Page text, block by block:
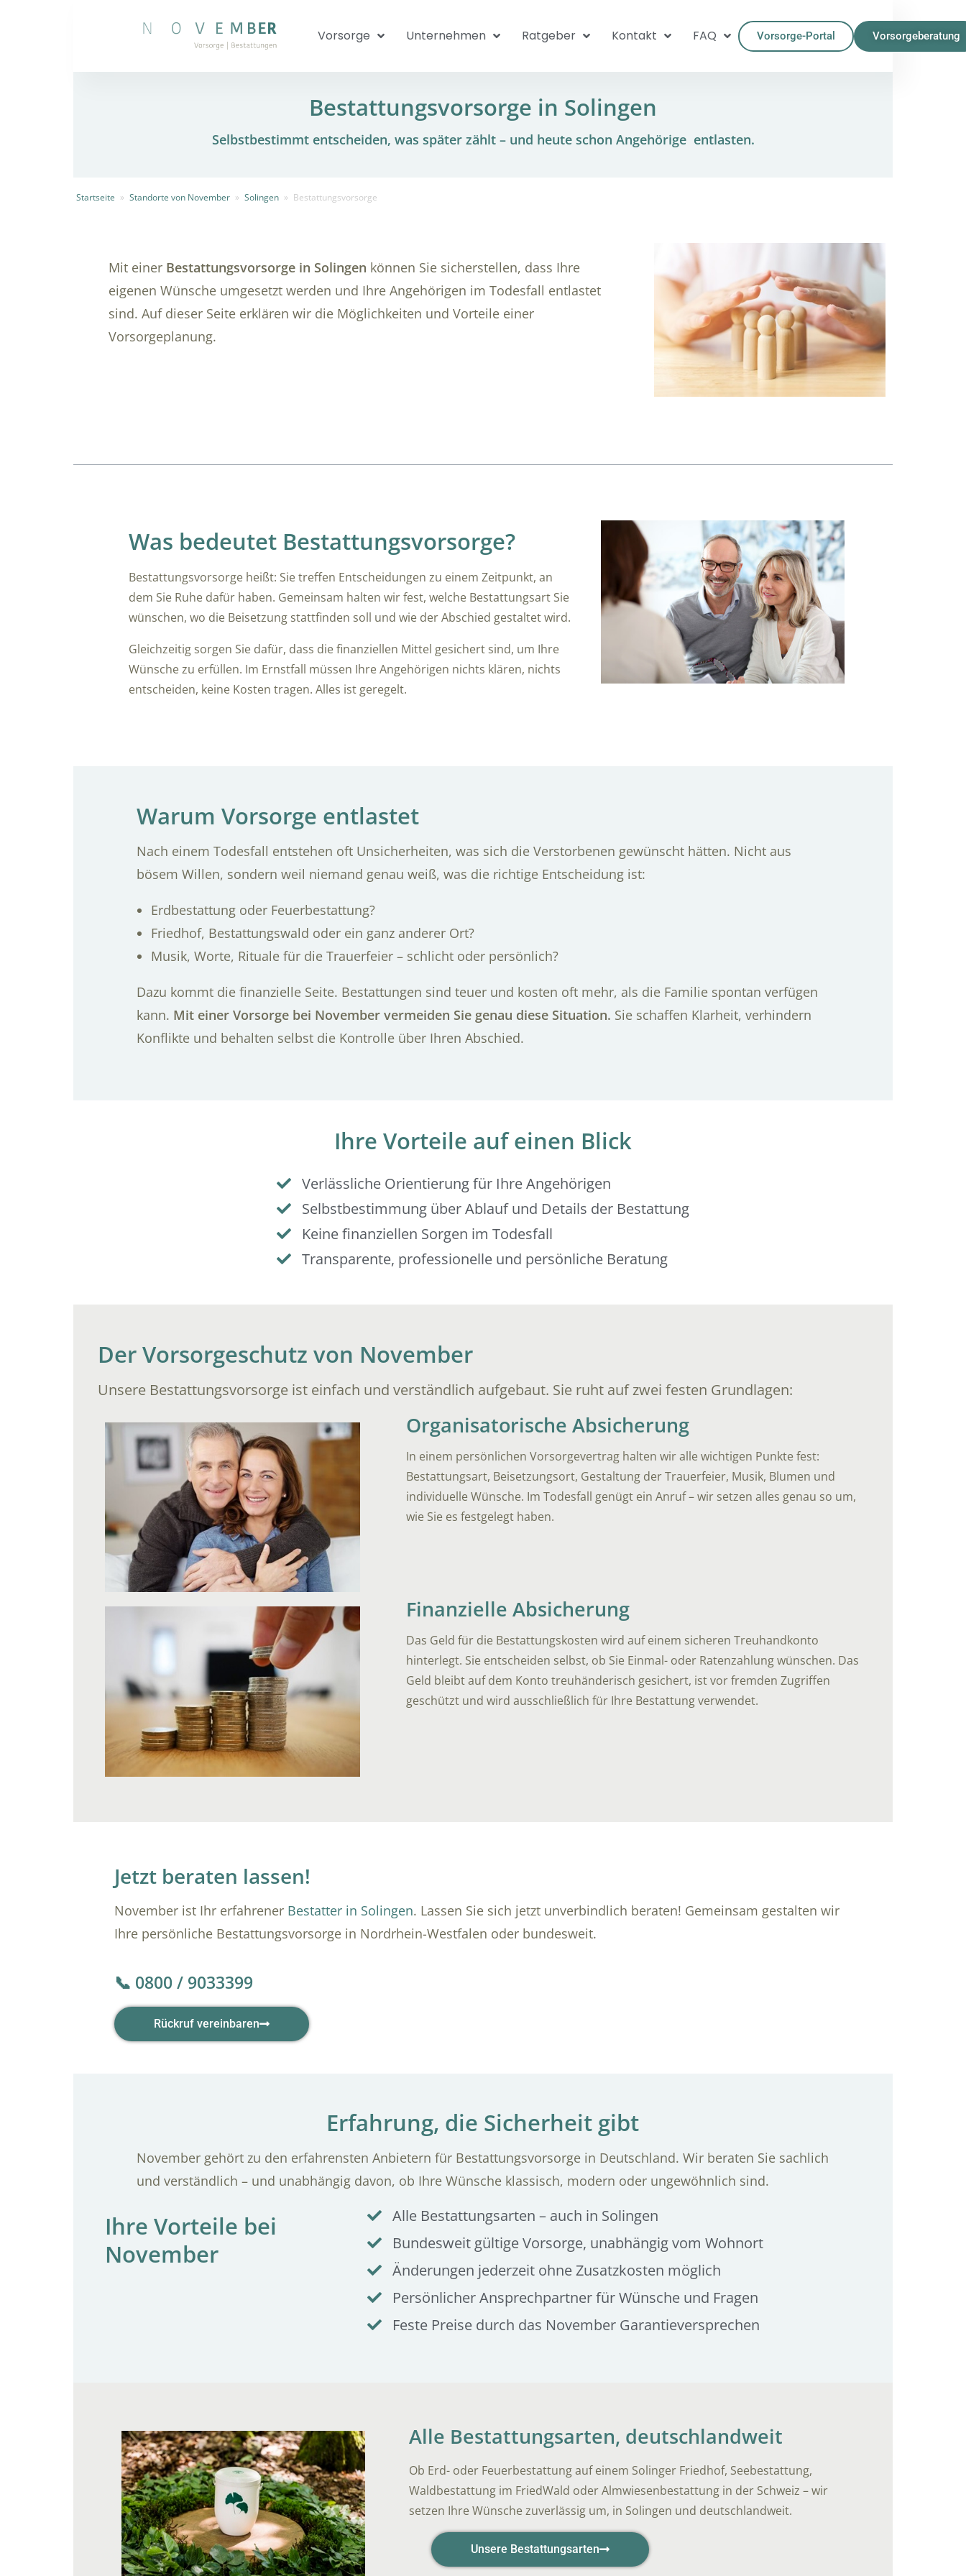
Vorsorge Unternehmen Ratgeber Kontakt FAQ Vorsorge-Portal Vorsorgeberatung
Bestattungsvorsorge in Solingen
Selbstbestimmt entscheiden, was später zählt – und heute schon Angehörige entlasten.
Startseite » Standorte von November » Solingen » Bestattungsvorsorge
Mit einer Bestattungsvorsorge in Solingen können Sie sicherstellen, dass Ihre
eigenen Wünsche umgesetzt werden und Ihre Angehörigen im Todesfall entlastet
sind. Auf dieser Seite erklären wir die Möglichkeiten und Vorteile einer
Vorsorgeplanung.
Was bedeutet Bestattungsvorsorge?
Bestattungsvorsorge heißt: Sie treffen Entscheidungen zu einem Zeitpunkt, an
dem Sie Ruhe dafür haben. Gemeinsam halten wir fest, welche Bestattungsart Sie
wünschen, wo die Beisetzung stattfinden soll und wie der Abschied gestaltet wird.
Gleichzeitig sorgen Sie dafür, dass die finanziellen Mittel gesichert sind, um Ihre
Wünsche zu erfüllen. Im Ernstfall müssen Ihre Angehörigen nichts klären, nichts
entscheiden, keine Kosten tragen. Alles ist geregelt.
Warum Vorsorge entlastet
Nach einem Todesfall entstehen oft Unsicherheiten, was sich die Verstorbenen gewünscht hätten. Nicht aus
bösem Willen, sondern weil niemand genau weiß, was die richtige Entscheidung ist:
Erdbestattung oder Feuerbestattung?
Friedhof, Bestattungswald oder ein ganz anderer Ort?
Musik, Worte, Rituale für die Trauerfeier – schlicht oder persönlich?
Dazu kommt die finanzielle Seite. Bestattungen sind teuer und kosten oft mehr, als die Familie spontan verfügen
kann. Mit einer Vorsorge bei November vermeiden Sie genau diese Situation. Sie schaffen Klarheit, verhindern
Konflikte und behalten selbst die Kontrolle über Ihren Abschied.
Ihre Vorteile auf einen Blick
Verlässliche Orientierung für Ihre Angehörigen
Selbstbestimmung über Ablauf und Details der Bestattung
Keine finanziellen Sorgen im Todesfall
Transparente, professionelle und persönliche Beratung
Der Vorsorgeschutz von November
Unsere Bestattungsvorsorge ist einfach und verständlich aufgebaut. Sie ruht auf zwei festen Grundlagen:
Organisatorische Absicherung
In einem persönlichen Vorsorgevertrag halten wir alle wichtigen Punkte fest:
Bestattungsart, Beisetzungsort, Gestaltung der Trauerfeier, Musik, Blumen und
individuelle Wünsche. Im Todesfall genügt ein Anruf – wir setzen alles genau so um,
wie Sie es festgelegt haben.
Finanzielle Absicherung
Das Geld für die Bestattungskosten wird auf einem sicheren Treuhandkonto
hinterlegt. Sie entscheiden selbst, ob Sie Einmal- oder Ratenzahlung wünschen. Das
Geld bleibt auf dem Konto treuhänderisch gesichert, ist vor fremden Zugriffen
geschützt und wird ausschließlich für Ihre Bestattung verwendet.
Jetzt beraten lassen!
November ist Ihr erfahrener Bestatter in Solingen. Lassen Sie sich jetzt unverbindlich beraten! Gemeinsam gestalten wir
Ihre persönliche Bestattungsvorsorge in Nordrhein-Westfalen oder bundesweit.
📞 0800 / 9033399
Rückruf vereinbaren
Erfahrung, die Sicherheit gibt
November gehört zu den erfahrensten Anbietern für Bestattungsvorsorge in Deutschland. Wir beraten Sie sachlich
und verständlich – und unabhängig davon, ob Ihre Wünsche klassisch, modern oder ungewöhnlich sind.
Ihre Vorteile bei
November
Alle Bestattungsarten – auch in Solingen
Bundesweit gültige Vorsorge, unabhängig vom Wohnort
Änderungen jederzeit ohne Zusatzkosten möglich
Persönlicher Ansprechpartner für Wünsche und Fragen
Feste Preise durch das November Garantieversprechen
Alle Bestattungsarten, deutschlandweit
Ob Erd- oder Feuerbestattung auf einem Solinger Friedhof, Seebestattung,
Waldbestattung im FriedWald oder Almwiesenbestattung in der Schweiz – wir
setzen Ihre Wünsche zuverlässig um, in Solingen und deutschlandweit.
Unsere Bestattungsarten